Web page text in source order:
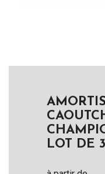
LOT DE